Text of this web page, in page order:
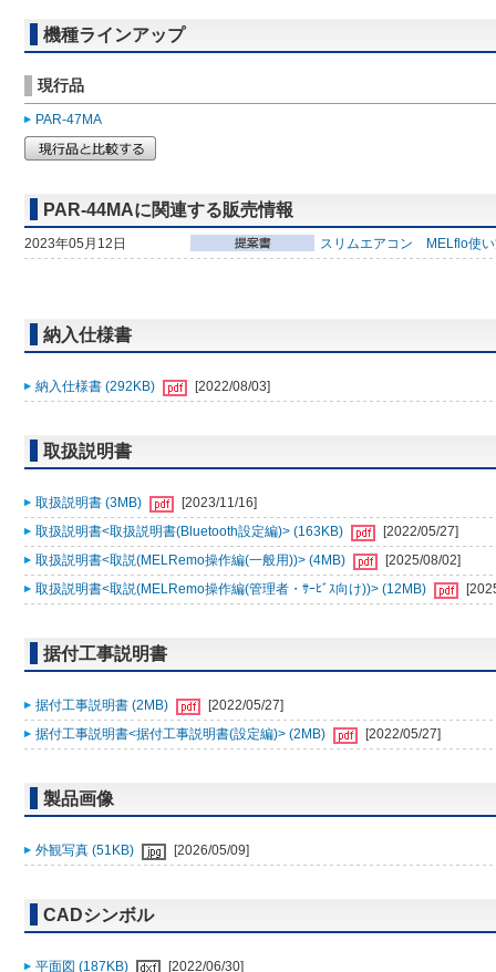
機種ラインアップ
現行品
PAR-47MA
PAR-44MAに関連する販売情報
2023年05月12日 スリムエアコン MELflo使
納入仕様書
納入仕様書 (292KB) [2022/08/03]
取扱説明書
取扱説明書 (3MB)
[2023/11/16]
取扱説明書<取扱説明書(Bluetooth設定編)> (163KB)
[2022/05/27]
取扱説明書<取説(MELRemo操作編(一般用))> (4MB)
[2025/08/02]
取扱説明書<取説(MELRemo操作編(管理者・ｻｰﾋﾞｽ向け))> (12MB)
据付工事説明書
据付工事説明書 (2MB)
[2022/05/27]
据付工事説明書<据付工事説明書(設定編)> (2MB)
[2022/05/27]
製品画像
外観写真 (51KB) [2026/05/09]
CADシンボル
平面図 (187KB)
[2022/06/30]